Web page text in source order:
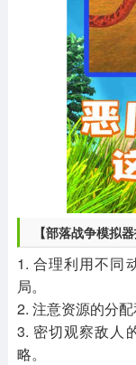
【部落战争模拟器
1. 合理利用不同
局。
2. 注意资源的分
3. 密切观察敌人
略。